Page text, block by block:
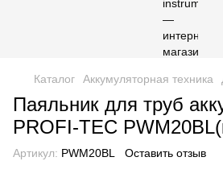
Каталог Аккумуляторная техника
Паяльник для труб
PROFI-TEC
Артикул: PWM20BL Оставить отзыв